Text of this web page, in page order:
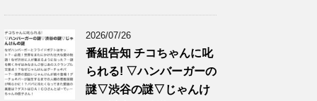
2026/07/26
番組告知 チコちゃんに叱
られる! ▽ハンバーガーの
謎▽渋谷の謎▽じゃんけ